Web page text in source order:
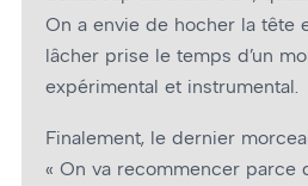
On a envie de hocher la tête
lâcher prise le temps d’un
expérimental et instrumental.
Finalement, le dernier
« On va recommencer parce